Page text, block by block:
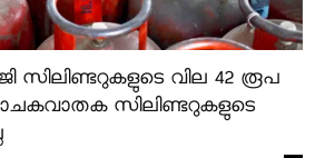
സിലിണ്ടറുകളുടെ വില 42 രൂപ
സിലിണ്ടറുകളുടെ